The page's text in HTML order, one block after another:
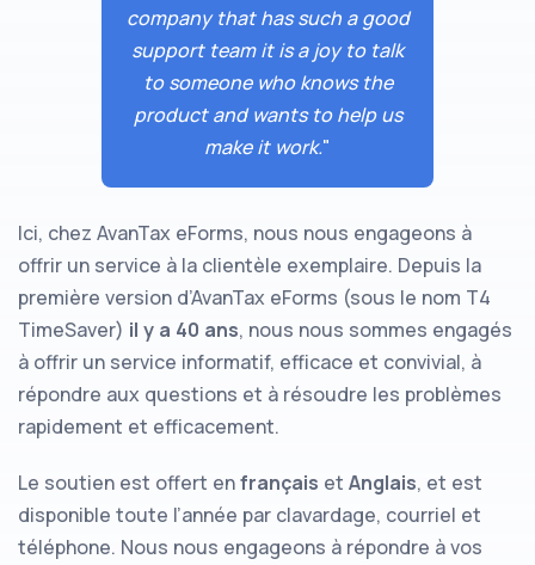
company that has such a good
support team it is a joy to talk
to someone who knows the
product and wants to help us
make it work."
Ici, chez AvanTax eForms, nous nous engageons à
offrir un service à la clientèle exemplaire. Depuis la
première version d’AvanTax eForms (sous le nom T4
TimeSaver) il y a 40 ans, nous nous sommes engagés
à offrir un service informatif, efficace et convivial, à
répondre aux questions et à résoudre les problèmes
rapidement et efficacement.
Le soutien est offert enfrançais et Anglais, et est
disponible toute l’année par clavardage, courriel et
téléphone. Nous nous engageons à répondre à vos